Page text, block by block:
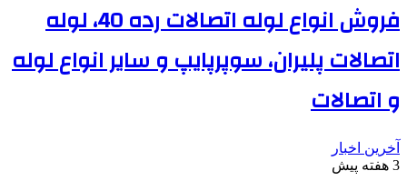
فروش انواع لوله اتصالات رده 40، لوله
اتصالات پلیران، سوپرپایپ و سایر انواع لوله
و اتصالات
آخرین اخبار
3 هفته پیش